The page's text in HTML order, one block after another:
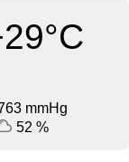
mmHg
52 %